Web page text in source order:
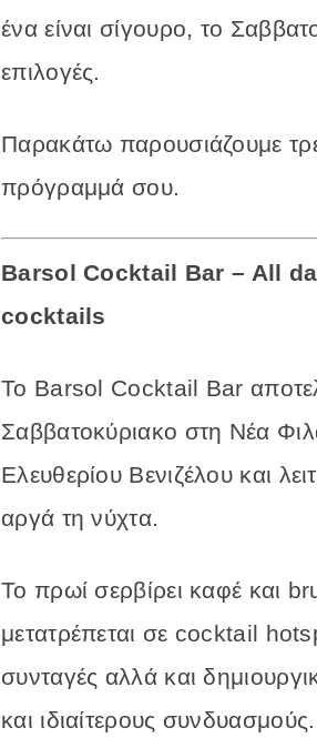
ένα είναι σίγουρο, το
επιλογές.
Παρακάτω παρουσιάζουμε
πρόγραμμά σου.
Barsol Cocktail Bar – All
cocktails
Το Barsol Cocktail Bar
Σαββατοκύριακο στη Νέα
Ελευθερίου Βενιζέλου και
αργά τηνύχτα.
Το πρωί σερβίρει καφέ και
μετατρέπεται σε cocktail
συνταγές αλλά και
και ιδιαίτερους συνδυασμούς.